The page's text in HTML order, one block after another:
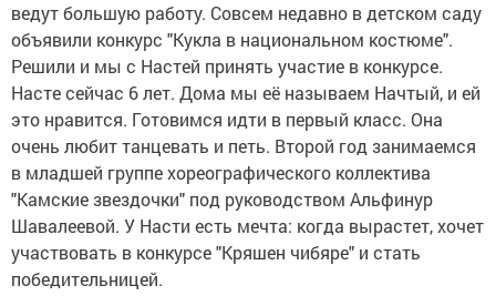
ведут большую работу. Совсем недавно в дет­ском саду
объявили конкурс "Кукла в на­циональном костюме".
Решили и мы с Настей принять участие в кон­курсе.
Насте сейчас 6 лет. Дома мы её называем Начтый, и ей
это нравится. Готовимся идти в первый класс. Она
очень любит танцевать и петь. Второй год занимаем­ся
в младшей группе хоре­ографического коллектива
"Камские звездочки" под руководством Альфинур
Шавалеевой. У Насти есть мечта: когда вырастет, хочет
участвовать в конкурсе "Кря­шен чибяре" и стать
победи­тельницей.